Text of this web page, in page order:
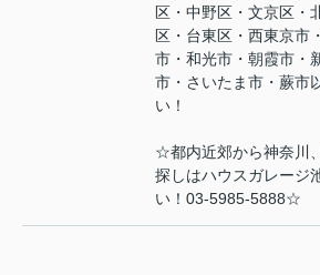
区・中野区・文京区・
区・台東区・西東京市
市・和光市・朝霞市・
市・さいたま市・蕨市
い！
☆都内近郊から神奈川
探しはハウスガレージ
い！03-5985-5888☆